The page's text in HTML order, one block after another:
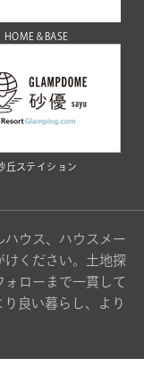
HOME＆BASE
丘ステイション
ハウス、ハウスメー
けください。土地探
ォローまで一貫して
良い暮らし、より